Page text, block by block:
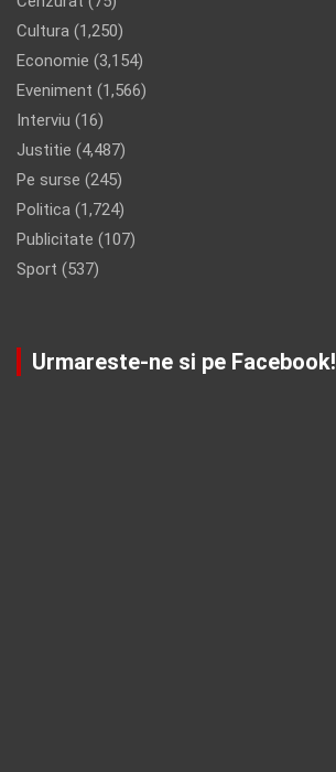
Cultura (1,250)
Economie (3,154)
Eveniment (1,566)
Interviu (16)
Justitie (4,487)
Pe surse (245)
Politica (1,724)
Publicitate (107)
Sport (537)
Urmareste-ne si pe Facebook!